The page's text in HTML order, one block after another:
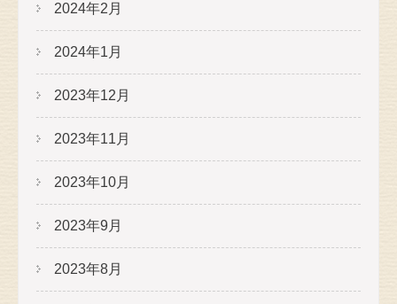
2024年2月
2024年1月
2023年12月
2023年11月
2023年10月
2023年9月
2023年8月